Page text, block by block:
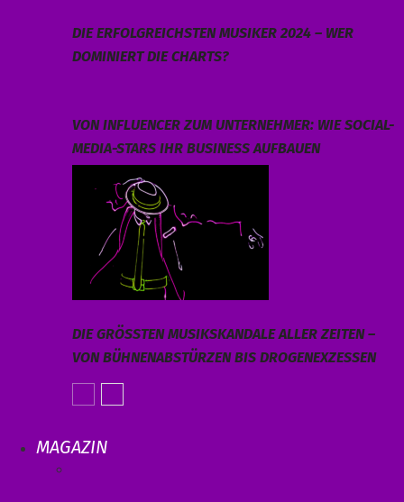
DIE ERFOLGREICHSTEN MUSIKER 2024 – WER
DOMINIERT DIE CHARTS?
VON INFLUENCER ZUM UNTERNEHMER: WIE SOCIAL-
MEDIA-STARS IHR BUSINESS AUFBAUEN
DIE GRÖSSTEN MUSIKSKANDALE ALLER ZEITEN – V
ON BÜHNENABSTÜRZEN BIS DROGENEXZESSEN
MAGAZIN